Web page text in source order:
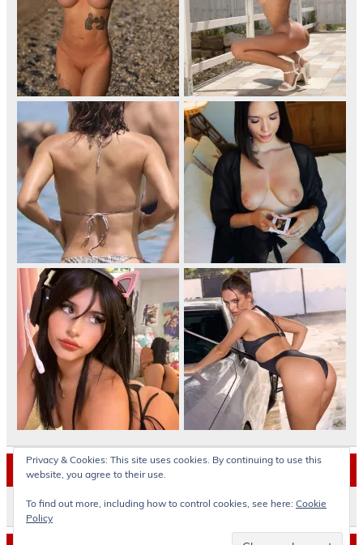
Archives
Archives
Privacy & Cookies: This site uses cookies. By continuing to use this
website, you agree to their use.
To find out more, including how to control cookies, see here: Cookie
Policy